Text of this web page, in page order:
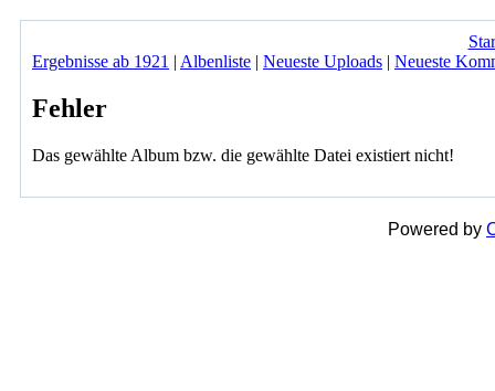
Ergebnisse ab 1921 | Albenliste | Neueste Uploads | Neueste
Fehler
Das gewählte Album bzw. die gewählte Datei existiert nicht!
Powered by